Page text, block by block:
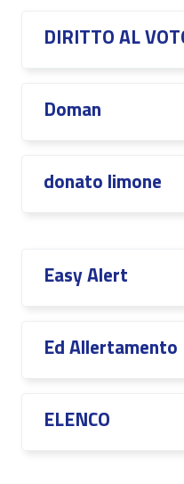
DIRITTO AL
Doman
donato limone
Easy Alert
Ed Allertamento
ELENCO